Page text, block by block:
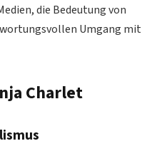
die Bedeutung von
Umgang mit
Charlet